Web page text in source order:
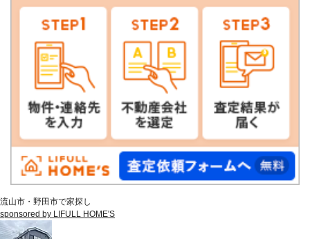
流山市・野田市で家探し
sponsored by LIFULL HOME'S